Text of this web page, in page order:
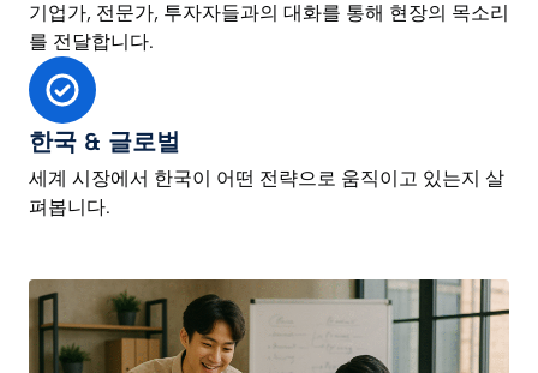
기업가, 전문가, 투자자들과의 대화를 통해 현장의 목소리
를 전달합니다.
한국 & 글로벌
세계 시장에서 한국이 어떤 전략으로 움직이고 있는지 살
펴봅니다.